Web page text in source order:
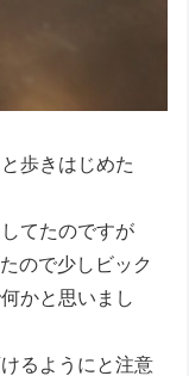
歩きはじめた
てたのですが
ので少しビック
かと思いまし
るようにと注意